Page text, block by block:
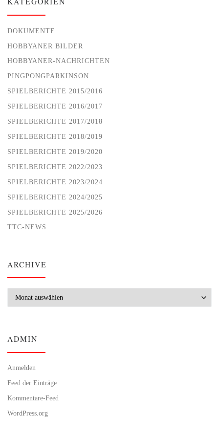
DOKUMENTE
HOBBYANER BILDER
HOBBYANER-NACHRICHTEN
PINGPONGPARKINSON
SPIELBERICHTE 2015/2016
SPIELBERICHTE 2016/2017
SPIELBERICHTE 2017/2018
SPIELBERICHTE 2018/2019
SPIELBERICHTE 2019/2020
SPIELBERICHTE 2022/2023
SPIELBERICHTE 2023/2024
SPIELBERICHTE 2024/2025
SPIELBERICHTE 2025/2026
TTC-NEWS
ARCHIVE
ADMIN
Anmelden
Feed der Einträge
Kommentare-Feed
WordPress.org